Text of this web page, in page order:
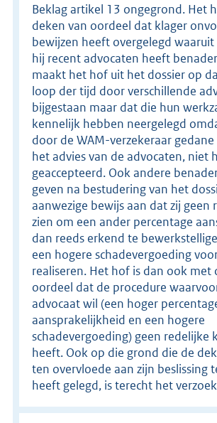
Beklag artikel 13 ongegrond. Het
deken van oordeel dat klager
bewijzen heeft overgelegd
hij recent advocaten heeft
maakt het hof uit het dossier op
loop der tijd door verschillende
bijgestaan maar dat die hun
kennelijk hebben neergelegd
door de WAM-verzekeraar
het advies van de advocaten, niet
geaccepteerd. Ook andere
geven na bestudering van het
aanwezige bewijs aan dat zij geen
zien om een ander percentage
dan reeds erkend te
een hogere schadevergoeding
realiseren. Het hof is dan ook met
oordeel dat de procedure
advocaat wil (een hoger
aansprakelijkheid en een hogere
schadevergoeding) geen redelijke
heeft. Ook op die grond die de
ten overvloede aan zijn beslissing
heeft gelegd, is terecht het